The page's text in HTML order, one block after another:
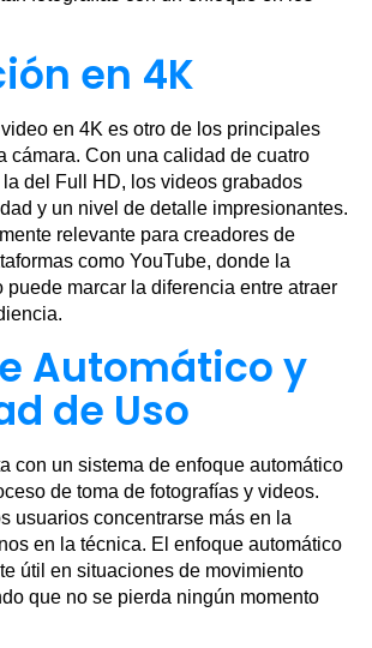
en 4K
en 4K es otro de los principales
cámara. Con una calidad de cuatro
del Full HD, los videos grabados
y un nivel de detalle impresionantes.
relevante para creadores de
como YouTube, donde la
marcar la diferencia entre atraer
Automático y
de Uso
con un sistema de enfoque automático
de toma de fotografías y videos.
usuarios concentrarse más en la
en la técnica. El enfoque automático
útil en situaciones de movimiento
que no se pierda ningún momento